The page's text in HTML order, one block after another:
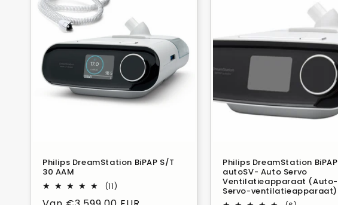
Philips DreamStation BiPAP S/T
30 AAM
(11)
Philips DreamStation BiPAP
autoSV- Auto Servo
Ventilatieapparaat (Auto-
Servo-ventilatieapparaat)